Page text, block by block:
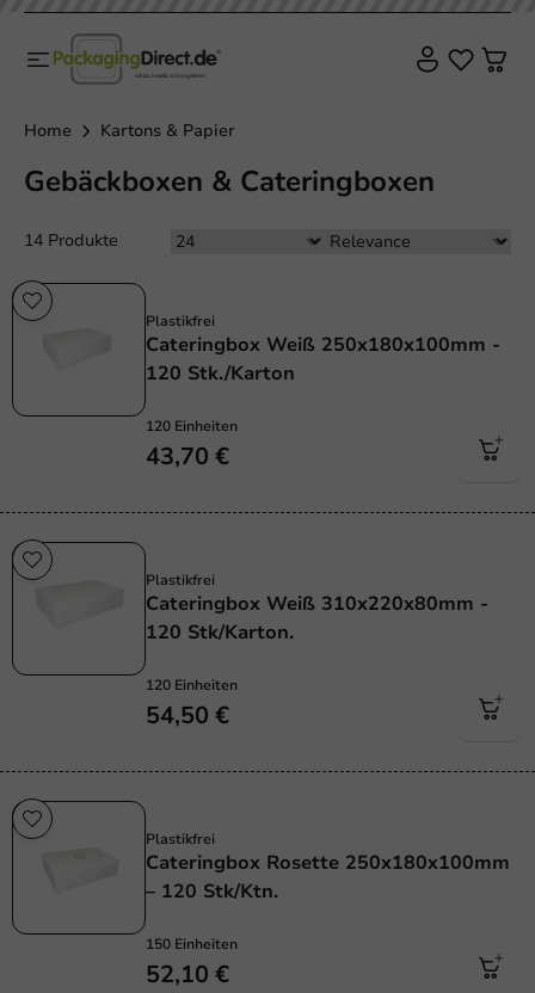
Home Kartons & Papier
Gebäckboxen & Cateringboxen
14 Produkte
Plastikfrei
Cateringbox Weiß 250x180x100mm -
120 Stk./Karton
120 Einheiten
43,70 €
Plastikfrei
Cateringbox Weiß 310x220x80mm -
120 Stk/Karton.
120 Einheiten
54,50 €
Plastikfrei
Cateringbox Rosette 250x180x100mm
– 120 Stk/Ktn.
150 Einheiten
52,10 €